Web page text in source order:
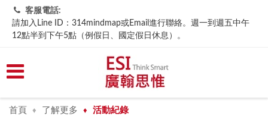
客服電話:
請加入Line ID：314mindmap或Email進行聯絡。週一到週五中午
12點半到下午5點（例假日、國定假日休息）。
首頁 ♦ 了解更多 ♦ 活動紀錄